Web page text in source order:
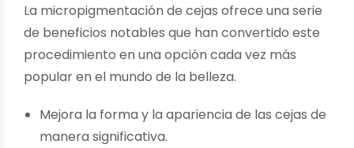
La micropigmentación de cejas ofrece una serie
de beneficios notables que han convertido este
procedimiento en una opción cada vez más
popular en el mundo de la belleza.
Mejora la forma y la apariencia de las cejas de
manera significativa.